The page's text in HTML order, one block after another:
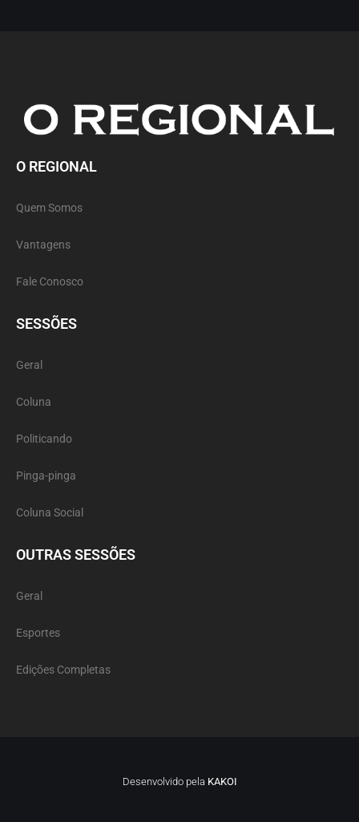
O REGIONAL
Quem Somos
Vantagens
Fale Conosco
SESSÕES
Geral
Coluna
Politicando
Pinga-pinga
Coluna Social
OUTRAS SESSÕES
Geral
Esportes
Edições Completas
Desenvolvido pela KAKOI